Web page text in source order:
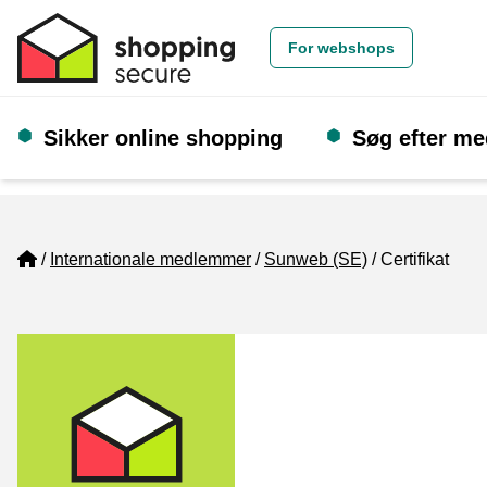
For webshops
Sikker online shopping Søg efter
Home
Internationale medlemmer Sunweb (SE) Certifikat